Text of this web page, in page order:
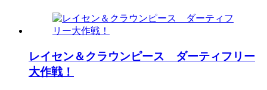
レイセン＆クラウンピース ダーティフリー
大作戦！